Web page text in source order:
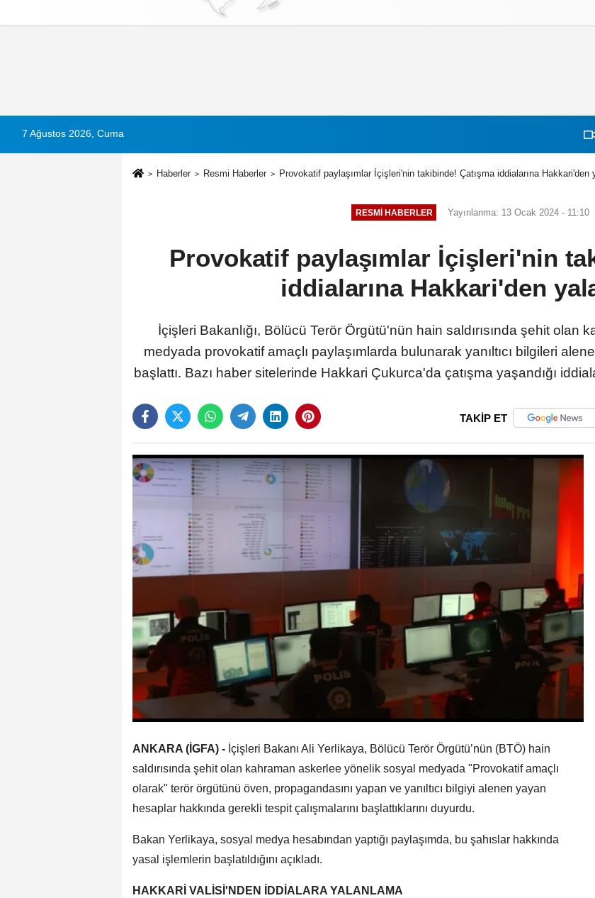
Çerez Politikası
7 Ağustos 2026, Cuma
Haberler Resmi Haberler Provokatif paylaşımlar İçişleri'nin takibinde! Çatışma iddialarına Hakkari'den
RESMI HABERLER Yayınlanma: 13 Ocak 2024 - 11:10
Provokatif paylaşımlar İçişleri'nin
iddialarına Hakkari'den
İçişleri Bakanlığı, Bölücü Terör Örgütü'nün hain saldırısında şehit olan
medyada provokatif amaçlı paylaşımlarda bulunarak yanıltıcı bilgileri
başlattı. Bazı haber sitelerinde Hakkari Çukurca'da çatışma yaşandığı
TAKİP ET
ANKARA (İGFA) - İçişleri Bakanı Ali Yerlikaya, Bölücü Terör Örgütü’nün (BTÖ) hain
saldırısında şehit olan kahraman askerlee yönelik sosyal medyada "Provokatif amaçlı
olarak" terör örgütünü öven, propagandasını yapan ve yanıltıcı bilgiyi alenen yayan
hesaplar hakkında gerekli tespit çalışmalarını başlattıklarını duyurdu.
Bakan Yerlikaya, sosyal medya hesabından yaptığı paylaşımda, bu şahıslar hakkında
yasal işlemlerin başlatıldığını açıkladı.
HAKKARİ VALİSİ'NDEN İDDİALARA YALANLAMA